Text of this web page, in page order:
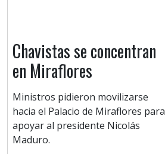
Chavistas se concentran
en Miraflores
Ministros pidieron movilizarse
hacia el Palacio de Miraflores para
apoyar al presidente Nicolás
Maduro.